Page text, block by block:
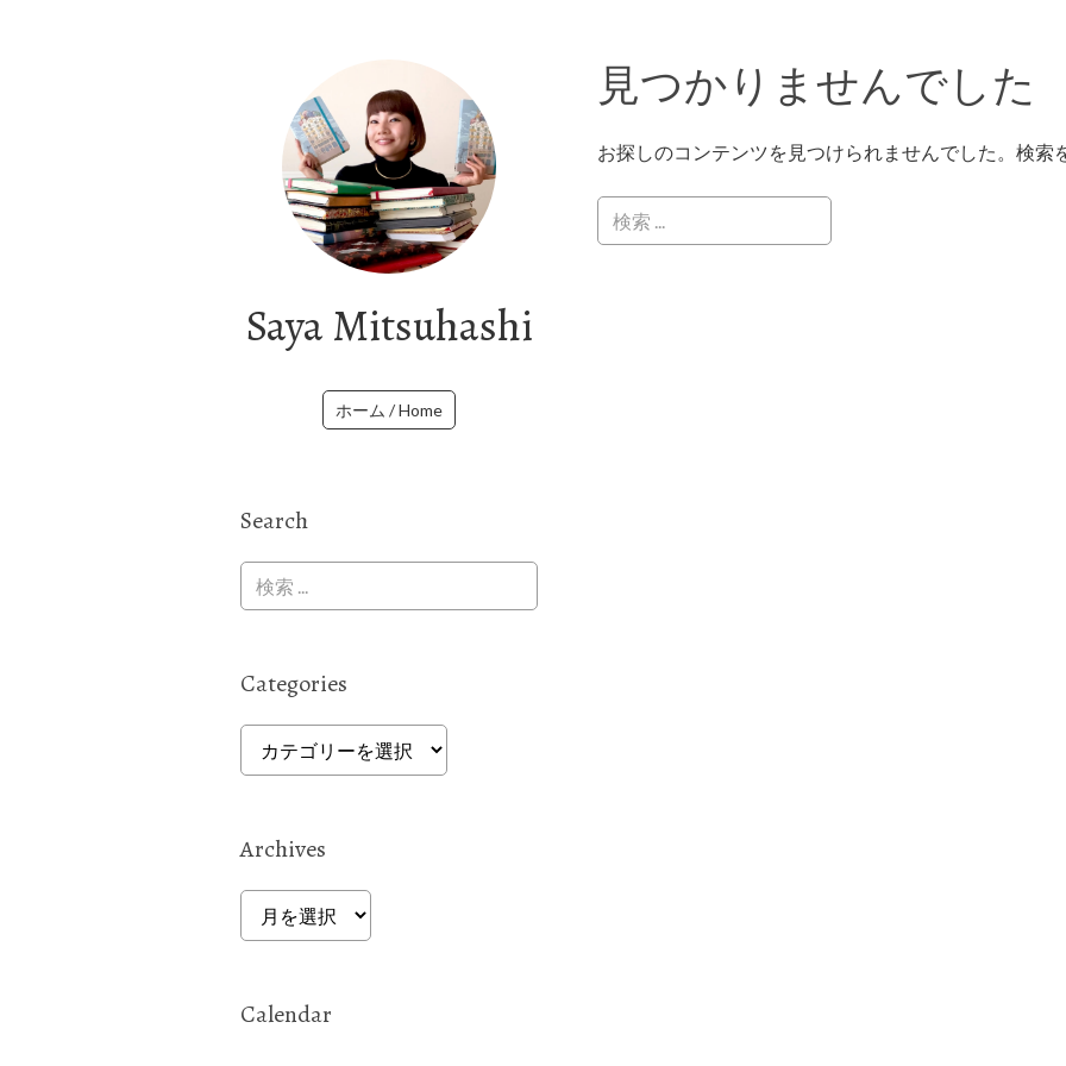
Saya Mitsuhashi
ホーム / Home
見つかりませんでした
お探しのコンテンツを見つけられませんでした。検索
Search
Categories
Categories
Archives
Archives
Calendar